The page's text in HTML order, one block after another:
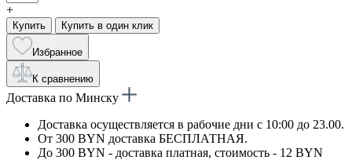
+
Купить Купить в один клик
Избранное
К сравнению
Доставка по Минску
Доставка осуществляется в рабочие дни с 10:00 до 23.00.
От 300 BYN доставка БЕСПЛАТНАЯ.
До 300 BYN - доставка платная, стоимость - 12 BYN